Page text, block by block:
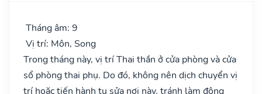
Tháng âm: 9
Vị trí: Môn, Song
Trong tháng này, vị trí Thai thần ở cửa phòng và cửa
sổ phòng thai phụ. Do đó, không nên dịch chuyển vị
trí hoặc tiến hành tu sửa nơi này, tránh làm động